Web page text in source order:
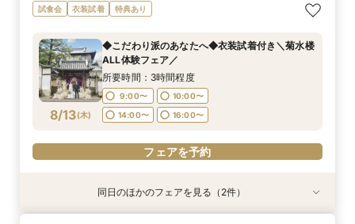
8/12(水)
【菊水楼FULL体験】15大特典＆目の前仕上げの
お料理堪能フェア
9:00〜
10:00〜
14:00〜
16:00〜
フェアを予約
8/12(水)
《★オンライン90分フェア★》一旦情報収集の
方＆遠方の方向け
9:00〜
10:00〜
14:00〜
16:00〜
フェアを予約
試食会 衣装試着 特典あり
8/13(木)
◆こだわり派のあなたへ◆衣装試着付き＼菊水楼
ALL体験フェア／
所要時間：3時間程度
9:00〜
10:00〜
14:00〜
16:00〜
フェアを予約
同日のほかのフェアを見る（2件）